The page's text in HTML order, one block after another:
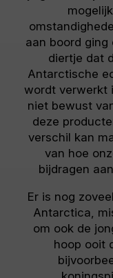
aan boord
diertje dat
Antarctische
wordt verwerkt
niet bewust
deze
verschil kan
van hoe
bijdragen
Er is nog
Antarctica,
om ook de
hoop ooit